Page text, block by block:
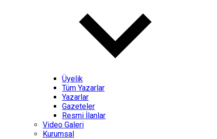
Üyelik
Tüm Yazarlar
Yazarlar
Gazeteler
Resmi İlanlar
Video Galeri
Kurumsal